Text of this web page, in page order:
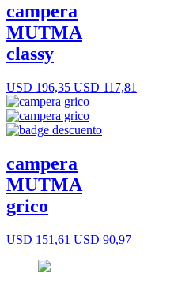
campera
MUTMA
classy
USD 196,35 USD 117,81
campera
MUTMA
grico
USD 151,61 USD 90,97